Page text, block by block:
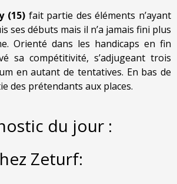
(15) fait partie des éléments n’ayant
ses débuts mais il n’a jamais fini plus
Orienté dans les handicaps en fin
sa compétitivité, s’adjugeant trois
en autant de tentatives. En bas de
des prétendants aux places.
du jour :
Zeturf: